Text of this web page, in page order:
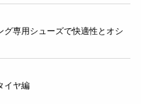
グ専用シューズで快適性とオシ
イヤ編